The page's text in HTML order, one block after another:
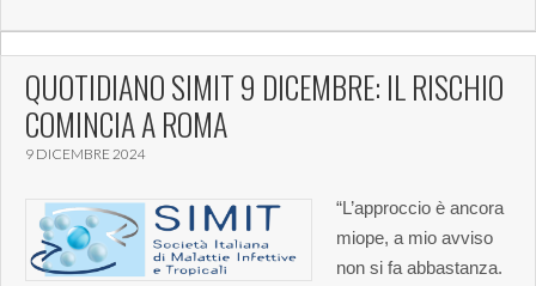
QUOTIDIANO SIMIT 9 DICEMBRE: IL RISCHIO
COMINCIA A ROMA
9 DICEMBRE 2024
“L’approccio è ancora
miope, a mio avviso
non si fa abbastanza.